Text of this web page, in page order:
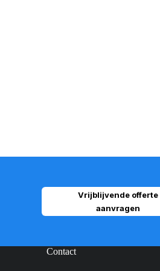
Vrijblijvende offerte
aanvragen
Contact